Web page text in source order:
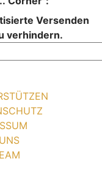
Versenden
verhindern.